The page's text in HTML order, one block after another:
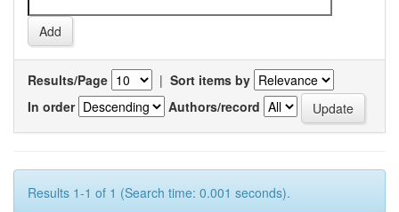
Results/Page | Sort items by
In order
Authors/record
Results 1-1 of 1 (Search time: 0.001 seconds).